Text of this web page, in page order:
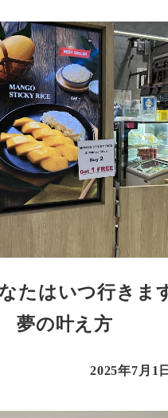
たはいつ行き
夢の叶え方
2025年7月1日